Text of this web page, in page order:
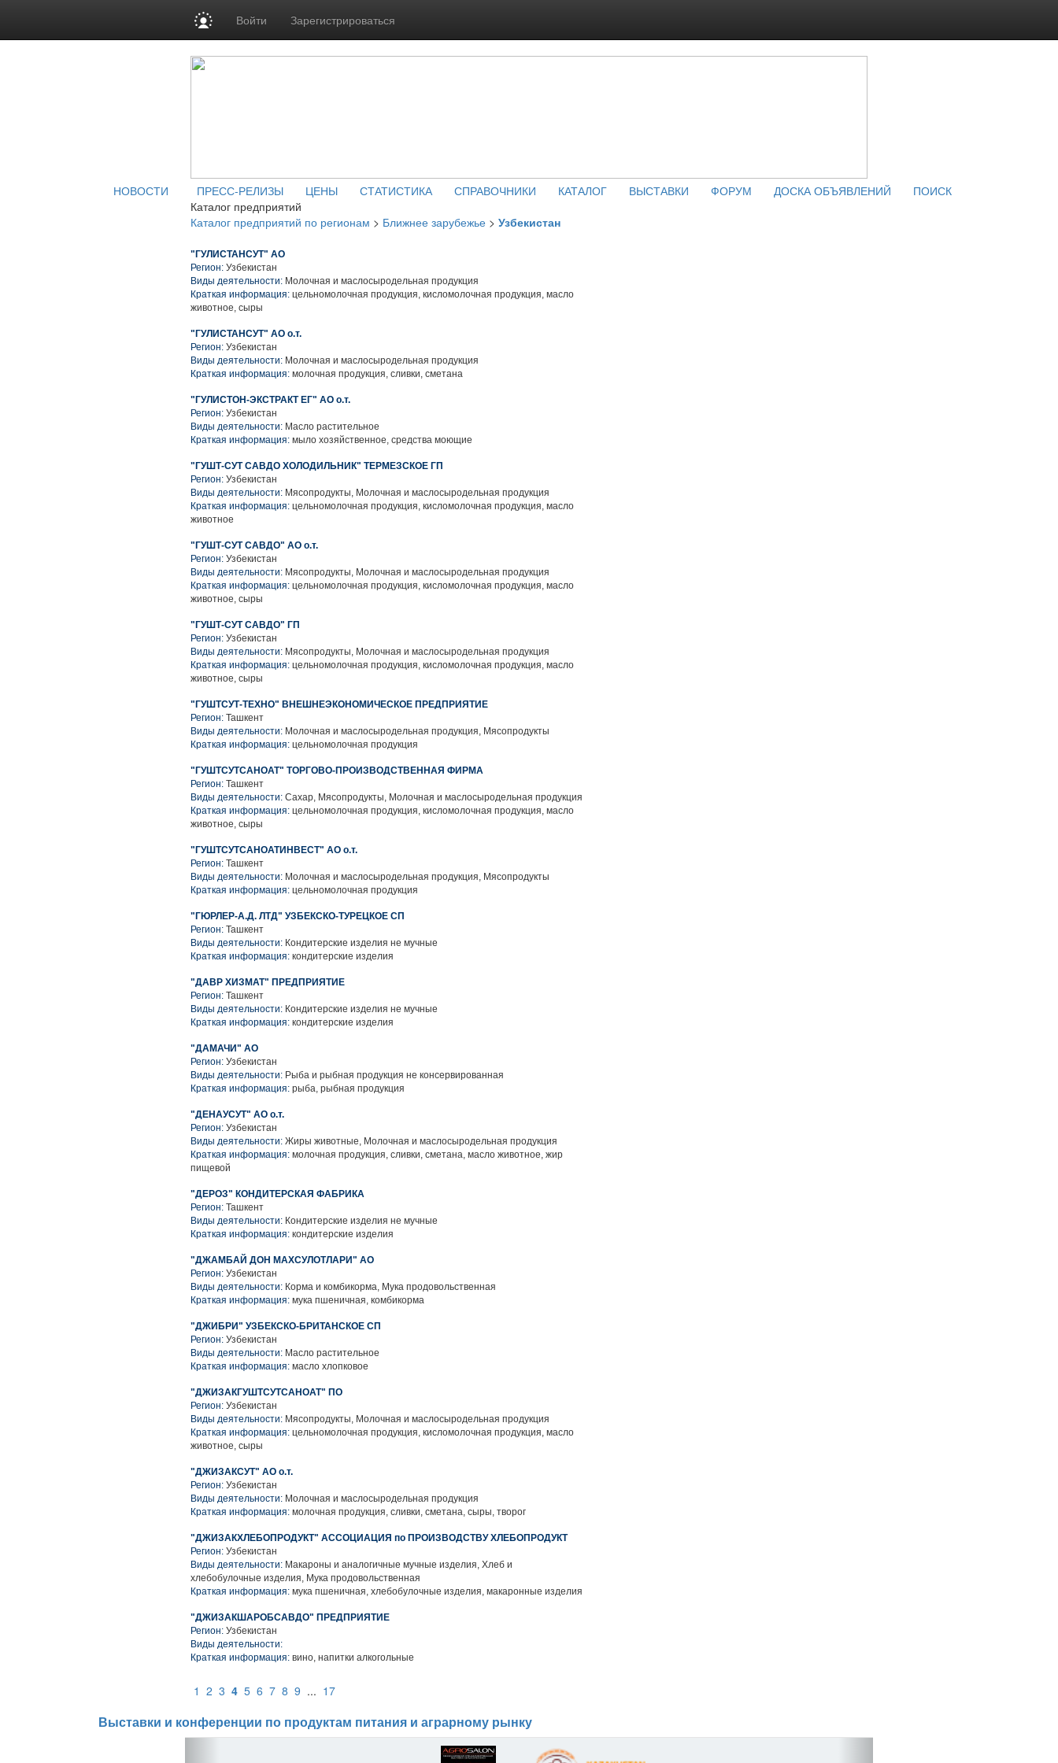
Войти Зарегистрироваться
НОВОСТИ ПРЕСС-РЕЛИЗЫ ЦЕНЫ СТАТИСТИКА СПРАВОЧНИКИ КАТАЛОГ ВЫСТАВКИ ФОРУМ ДОСКА ОБЪЯВЛЕНИЙ
ПОИСК
Каталог предприятий
Каталог предприятий по регионам > Ближнее зарубежье > Узбекистан
"ГУЛИСТАНСУТ" АО
Регион: Узбекистан
Виды деятельности: Молочная и маслосыродельная продукция
Краткая информация: цельномолочная продукция, кисломолочная продукция, масло
животное, сыры
"ГУЛИСТАНСУТ" АО о.т.
Регион: Узбекистан
Виды деятельности: Молочная и маслосыродельная продукция
Краткая информация: молочная продукция, сливки, сметана
"ГУЛИСТОН-ЭКСТРАКТ ЕГ" АО о.т.
Регион: Узбекистан
Виды деятельности: Масло растительное
Краткая информация: мыло хозяйственное, средства моющие
"ГУШТ-СУТ САВДО ХОЛОДИЛЬНИК" ТЕРМЕЗСКОЕ ГП
Регион: Узбекистан
Виды деятельности: Мясопродукты, Молочная и маслосыродельная продукция
Краткая информация: цельномолочная продукция, кисломолочная продукция, масло
животное
"ГУШТ-СУТ САВДО" АО о.т.
Регион: Узбекистан
Виды деятельности: Мясопродукты, Молочная и маслосыродельная продукция
Краткая информация: цельномолочная продукция, кисломолочная продукция, масло
животное, сыры
"ГУШТ-СУТ САВДО" ГП
Регион: Узбекистан
Виды деятельности: Мясопродукты, Молочная и маслосыродельная продукция
Краткая информация: цельномолочная продукция, кисломолочная продукция, масло
животное, сыры
"ГУШТСУТ-ТЕХНО" ВНЕШНЕЭКОНОМИЧЕСКОЕ ПРЕДПРИЯТИЕ
Регион: Ташкент
Виды деятельности: Молочная и маслосыродельная продукция, Мясопродукты
Краткая информация: цельномолочная продукция
"ГУШТСУТСАНОАТ" ТОРГОВО-ПРОИЗВОДСТВЕННАЯ ФИРМА
Регион: Ташкент
Виды деятельности: Сахар, Мясопродукты, Молочная и маслосыродельная продукция
Краткая информация: цельномолочная продукция, кисломолочная продукция, масло
животное, сыры
"ГУШТСУТСАНОАТИНВЕСТ" АО о.т.
Регион: Ташкент
Виды деятельности: Молочная и маслосыродельная продукция, Мясопродукты
Краткая информация: цельномолочная продукция
"ГЮРЛЕР-А.Д. ЛТД" УЗБЕКСКО-ТУРЕЦКОЕ СП
Регион: Ташкент
Виды деятельности: Кондитерские изделия не мучные
Краткая информация: кондитерские изделия
"ДАВР ХИЗМАТ" ПРЕДПРИЯТИЕ
Регион: Ташкент
Виды деятельности: Кондитерские изделия не мучные
Краткая информация: кондитерские изделия
"ДАМАЧИ" АО
Регион: Узбекистан
Виды деятельности: Рыба и рыбная продукция не консервированная
Краткая информация: рыба, рыбная продукция
"ДЕНАУСУТ" АО о.т.
Регион: Узбекистан
Виды деятельности: Жиры животные, Молочная и маслосыродельная продукция
Краткая информация: молочная продукция, сливки, сметана, масло животное, жир
пищевой
"ДЕРОЗ" КОНДИТЕРСКАЯ ФАБРИКА
Регион: Ташкент
Виды деятельности: Кондитерские изделия не мучные
Краткая информация: кондитерские изделия
"ДЖАМБАЙ ДОН МАХСУЛОТЛАРИ" АО
Регион: Узбекистан
Виды деятельности: Корма и комбикорма, Мука продовольственная
Краткая информация: мука пшеничная, комбикорма
"ДЖИБРИ" УЗБЕКСКО-БРИТАНСКОЕ СП
Регион: Узбекистан
Виды деятельности: Масло растительное
Краткая информация: масло хлопковое
"ДЖИЗАКГУШТСУТСАНОАТ" ПО
Регион: Узбекистан
Виды деятельности: Мясопродукты, Молочная и маслосыродельная продукция
Краткая информация: цельномолочная продукция, кисломолочная продукция, масло
животное, сыры
"ДЖИЗАКСУТ" АО о.т.
Регион: Узбекистан
Виды деятельности: Молочная и маслосыродельная продукция
Краткая информация: молочная продукция, сливки, сметана, сыры, творог
"ДЖИЗАКХЛЕБОПРОДУКТ" АССОЦИАЦИЯ по ПРОИЗВОДСТВУ ХЛЕБОПРОДУКТ
Регион: Узбекистан
Виды деятельности: Макароны и аналогичные мучные изделия, Хлеб и
хлебобулочные изделия, Мука продовольственная
Краткая информация: мука пшеничная, хлебобулочные изделия, макаронные изделия
"ДЖИЗАКШАРОБСАВДО" ПРЕДПРИЯТИЕ
Регион: Узбекистан
Виды деятельности:
Краткая информация: вино, напитки алкогольные
1 2 3 4 5 6 7 8 9 ... 17
Выставки и конференции по продуктам питания и аграрному рынку